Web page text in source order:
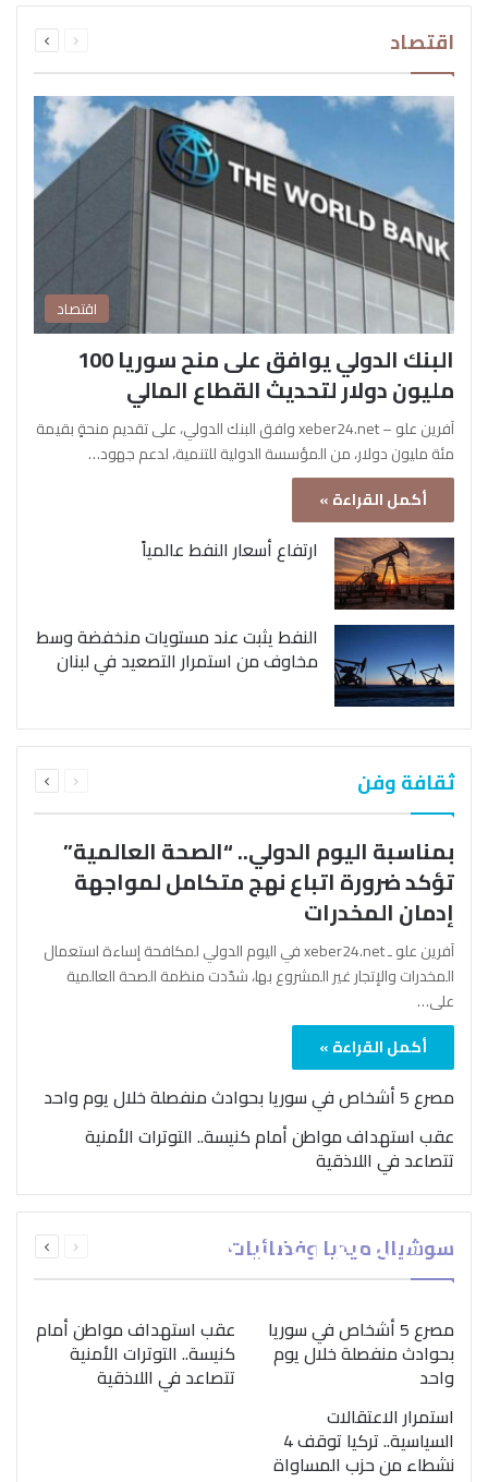
اقتصاد الصفحةالصفحة
اقتصاد
البنك الدولي يوافق على منح سوريا 100
مليون دولار لتحديث القطاع المالي
آفرين علو – xeber24.net وافق البنك الدولي، على تقديم منحةٍ بقيمة
مئة مليون دولار، من المؤسسة الدولية للتنمية، لدعم جهود…
أكمل القراءة »
ارتفاع أسعار النفط عالمياً
النفط يثبت عند مستويات منخفضة وسط
مخاوف من استمرار التصعيد في لبنان
ثقافة وفن الصفحةالصفحة
بمناسبة اليوم الدولي.. “الصحة العالمية”
تؤكد ضرورة اتباع نهج متكامل لمواجهة
إدمان المخدرات
آفرين علو ـ xeber24.net في اليوم الدولي لمكافحة إساءة استعمال
المخدرات والإتجار غير المشروع بها، شدّدت منظمة الصحة العالمية
على…
أكمل القراءة »
مصرع 5 أشخاص في سوريا بحوادث منفصلة خلال يوم واحد
عقب استهداف مواطن أمام كنيسة.. التوترات الأمنية
تتصاعد في اللاذقية
سوشيال ميديا وفضائيات الصفحةالصفحة
بمناسبة اليوم الدولي..
“الصحة العالمية” تؤكد
ضرورة اتباع نهج متكامل
لمواجهة إدمان المخدرات
مصرع 5 أشخاص في سوريا
بحوادث منفصلة خلال يوم
واحد
عقب استهداف مواطن أمام
كنيسة.. التوترات الأمنية
تتصاعد في اللاذقية
استمرار الاعتقالات
السياسية.. تركيا توقف 4
نشطاء من حزب المساواة